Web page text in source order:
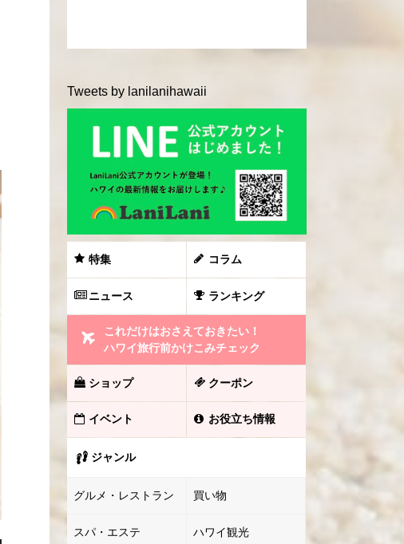
Tweets by lanilanihawaii
特集 コラム
ニュース ランキング
これだけはおさえておきたい！
ハワイ旅行前かけこみチェック
ショップ クーポン
イベント お役立ち情報
ジャンル
グルメ・レストラン 買い物
スパ・エステ ハワイ観光